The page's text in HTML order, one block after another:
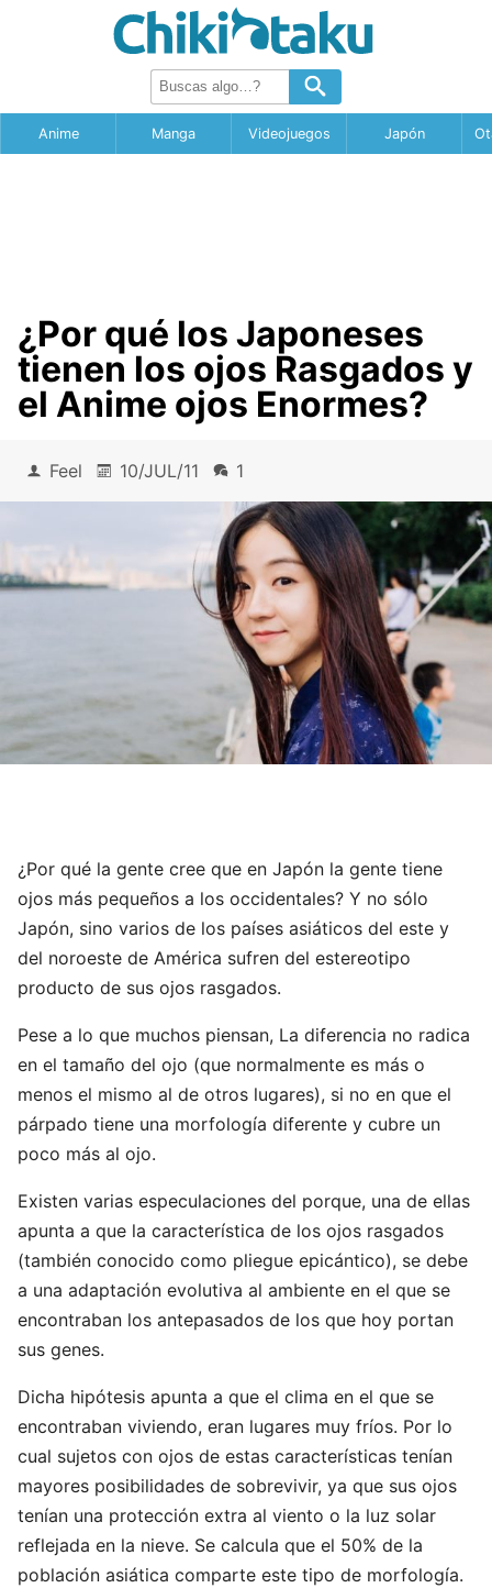
Anime Manga Videojuegos Japón
¿Por qué los Japoneses
tienen los ojos Rasgados y
el Anime ojos Enormes?
Feel 10/JUL/11 1
¿Por qué la gente cree que en Japón la gente tiene
ojos más pequeños a los occidentales? Y no sólo
Japón, sino varios de los países asiáticos del este y
del noroeste de América sufren del estereotipo
producto de sus ojos rasgados.
Pese a lo que muchos piensan, La diferencia no radica
en el tamaño del ojo (que normalmente es más o
menos el mismo al de otros lugares), si no en que el
párpado tiene una morfología diferente y cubre un
poco más al ojo.
Existen varias especulaciones del porque, una de ellas
apunta a que la característica de los ojos rasgados
(también conocido como pliegue epicántico), se debe
a una adaptación evolutiva al ambiente en el que se
encontraban los antepasados de los que hoy portan
sus genes.
Dicha hipótesis apunta a que el clima en el que se
encontraban viviendo, eran lugares muy fríos. Por lo
cual sujetos con ojos de estas características tenían
mayores posibilidades de sobrevivir, ya que sus ojos
tenían una protección extra al viento o la luz solar
reflejada en la nieve. Se calcula que el 50% de la
población asiática comparte este tipo de morfología.